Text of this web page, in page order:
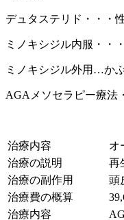
デュタステリド・・・
ミノキシジル内服・・
ミノキシジル外用…か
AGAメソセラピー療法
治療内容
オ
治療の説明
再
治療の副作用
頭
治療費の概算
治療内容